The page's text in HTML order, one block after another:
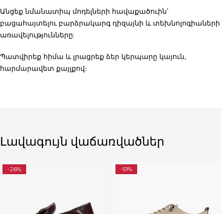
Անցեք նմանատիպ մոդելների հավաքածուին՝
բացահայտելու բարձրակարգ դիզայնի և տեխնոլոգիաների
առավելությունները:
Պատվիրեք հիմա և լրացրեք ձեր կերպարը կայուն,
հարմարավետ քայլքով։
Լավագույն վաճառվածներ
-26% -51%